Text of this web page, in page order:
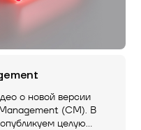
о новой версии
(CM). В
целую…